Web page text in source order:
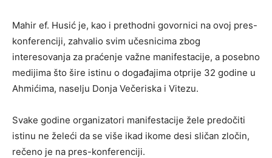
Mahir ef. Husić je, kao i prethodni govornici na ovoj pres-
konferenciji, zahvalio svim učesnicima zbog
interesovanja za praćenje važne manifestacije, a posebno
medijima što šire istinu o događajima otprije 32 godine u
Ahmićima, naselju Donja Večeriska i Vitezu.
Svake godine organizatori manifestacije žele predočiti
istinu ne želeći da se više ikad ikome desi sličan zločin,
rečeno je na pres-konferenciji.